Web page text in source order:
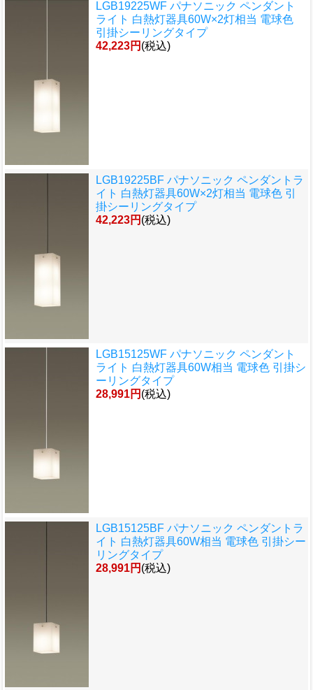
LGB19225WF パナソニック ペンダント
ライト 白熱灯器具60W×2灯相当 電球色
引掛シーリングタイプ
42,223円 (税込)
LGB19225BF パナソニック ペンダントラ
イト 白熱灯器具60W×2灯相当 電球色 引
掛シーリングタイプ
42,223円 (税込)
LGB15125WF パナソニック ペンダント
ライト 白熱灯器具60W相当 電球色 引掛シ
ーリングタイプ
28,991円 (税込)
LGB15125BF パナソニック ペンダントラ
イト 白熱灯器具60W相当 電球色 引掛シー
リングタイプ
28,991円 (税込)